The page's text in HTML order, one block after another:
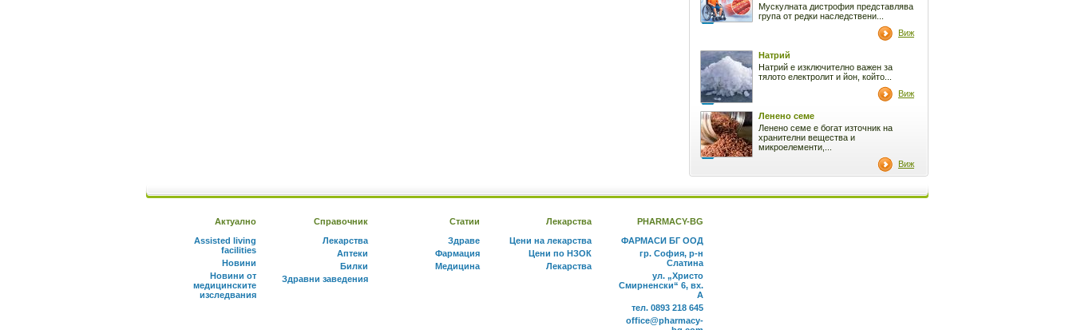
Мускулната дистрофия представлява
група от редки наследствени...
Виж
Натрий
Натрий е изключително важен за
тялото електролит и йон, който...
Виж
Ленено семе
Ленено семе е богат източник на
хранителни вещества и
микроелементи,...
Виж
Актуално
Assisted living
facilities
Новини
Новини от
медицинските
изследвания
Справочник
Лекарства
Аптеки
Билки
Здравни заведения
Статии
Здраве
Фармация
Медицина
Лекарства
Цени на лекарства
Цени по НЗОК
Лекарства
PHARMACY-BG
ФАРМАСИ БГ ООД
гр. София, р-н
Слатина
ул. „Христо
Смирненски“ 6, вх.
А
тел. 0893 218 645
office@pharmacy-